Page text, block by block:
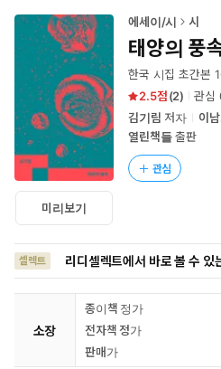
로
이
동
미리보기
에세이/시 시
태양의 풍
한국 시집 초간본
2.5
(2) 관심
김기림 저자 이
열린책들출판
관심
셀렉트 리디셀렉트에서 바로 볼 수 있
소장
종이책 정가
전자책 정가
판매가